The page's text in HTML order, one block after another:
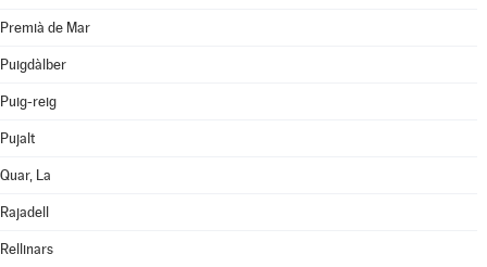
Premià de Mar
Puigdàlber
Puig-reig
Pujalt
Quar, La
Rajadell
Rellinars